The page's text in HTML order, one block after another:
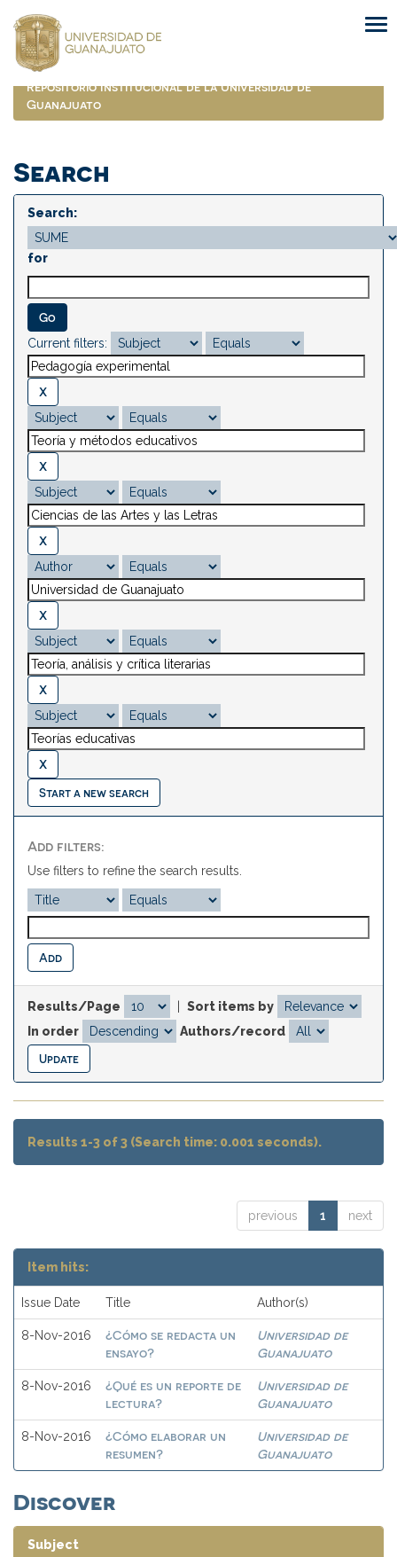
navigation
Repositorio Institucional de la Universidad de
Guanajuato
Search
Search:
for
Current filters:
Start a new search
Add filters:
Use filters to refine the search results.
Results/Page
Sort items by
In order
Authors/record
Results 1-3 of 3 (Search time: 0.001 seconds).
previous 1 next
Item hits:
Issue Date Title Author(s)
8-Nov-2016
¿Cómo se redacta un
ensayo?
Universidad de
Guanajuato
8-Nov-2016
¿Qué es un reporte de
lectura?
Universidad de
Guanajuato
8-Nov-2016
¿Cómo elaborar un
resumen?
Universidad de
Guanajuato
Discover
Subject